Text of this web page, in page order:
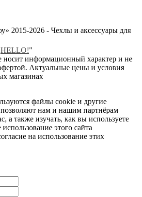
2015-2026 - Чехлы и аксессуары для
HELLO!"
носит информационный характер и не
Актуальные цены и условия
магазинах
файлы cookie и другие
нам и нашим партнёрам
а также изучать, как вы используете
этого сайта
на использование этих